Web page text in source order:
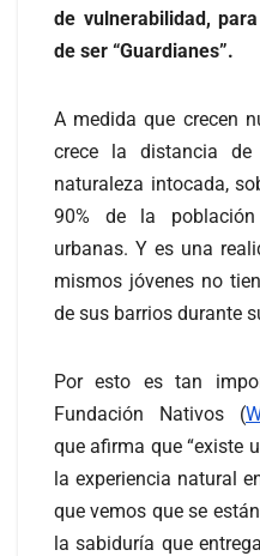
de vulnerabilidad,
de ser “Guardianes”.
A medida que crecen
crece la distancia
naturaleza intocada,
90% de la
urbanas. Y es una
mismos jóvenes no
de sus barrios durante
Por esto es tan
Fundación Nativos (
que afirma que “existe
la experiencia natural
que vemos que se
la sabiduría que